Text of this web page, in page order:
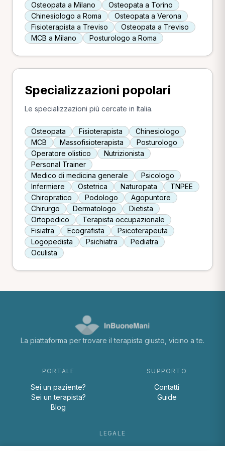
Osteopata a Milano
Osteopata a Torino
Chinesiologo a Roma
Osteopata a Verona
Fisioterapista a Treviso
Osteopata a Treviso
MCB a Milano
Posturologo a Roma
Specializzazioni popolari
Le specializzazioni più cercate in Italia.
Osteopata Fisioterapista
Chinesiologo
MCB
Massofisioterapista
Posturologo
Operatore olistico
Nutrizionista
Personal Trainer
Medico di medicina generale
Psicologo
Infermiere
Ostetrica Naturopata
TNPEE
Chiropratico
Podologo
Agopuntore
Chirurgo
Dermatologo
Dietista
Ortopedico
Terapista occupazionale
Fisiatra
Ecografista
Psicoterapeuta
Logopedista
Psichiatra
Pediatra
Oculista
La piattaforma per trovare il terapista giusto, vicino a te.
PORTALE
Sei un paziente?
Sei un terapista?
Blog
SUPPORTO
Contatti
Guide
LEGALE